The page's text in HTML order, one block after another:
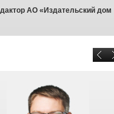
АО «Издательский дом